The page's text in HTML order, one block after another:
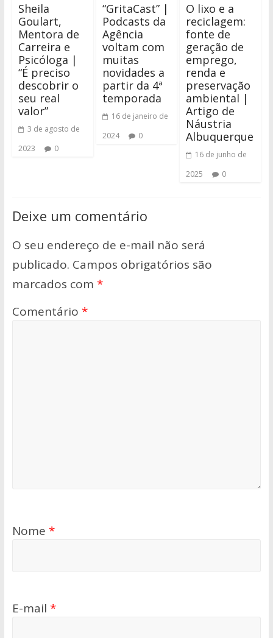
Sheila
Goulart,
Mentora de
Carreira e
Psicóloga |
“É preciso
descobrir o
seu real
valor”
3 de agosto de
2023
0
“GritaCast” |
Podcasts da
Agência
voltam com
muitas
novidades a
partir da 4ª
temporada
16 de janeiro de
2024
0
O lixo e a
reciclagem:
fonte de
geração de
emprego,
renda e
preservação
ambiental |
Artigo de
Náustria
Albuquerque
16 de junho de
2025
0
Deixe um comentário
O seu endereço de e-mail não será
publicado. Campos obrigatórios são
marcados com *
Comentário *
Nome *
E-mail *